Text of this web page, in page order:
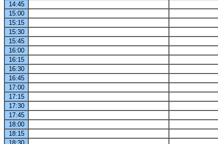
14:45
15:00
15:15
15:30
15:45
16:00
16:15
16:30
16:45
17:00
17:15
17:30
17:45
18:00
18:15